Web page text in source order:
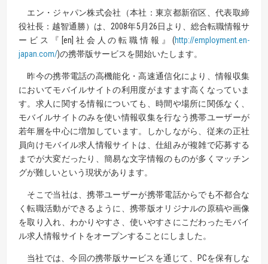
エン・ジャパン株式会社（本社：東京都新宿区、代表取締
役社長：越智通勝）は、2008年5月26日より、総合転職情報サ
ービス『[en]社会人の転職情報』(http://employment.en-
japan.com/)の携帯版サービスを開始いたします。
昨今の携帯電話の高機能化・高速通信化により、情報収集
においてモバイルサイトの利用度がますます高くなっていま
す。求人に関する情報についても、時間や場所に関係なく、
モバイルサイトのみを使い情報収集を行なう携帯ユーザーが
若年層を中心に増加しています。しかしながら、従来の正社
員向けモバイル求人情報サイトは、仕組みが複雑で応募する
までが大変だったり、簡易な文字情報のものが多くマッチン
グが難しいという現状があります。
そこで当社は、携帯ユーザーが携帯電話からでも不都合な
く転職活動ができるように、携帯版オリジナルの原稿や画像
を取り入れ、わかりやすさ、使いやすさにこだわったモバイ
ル求人情報サイトをオープンすることにしました。
当社では、今回の携帯版サービスを通じて、PCを保有しな